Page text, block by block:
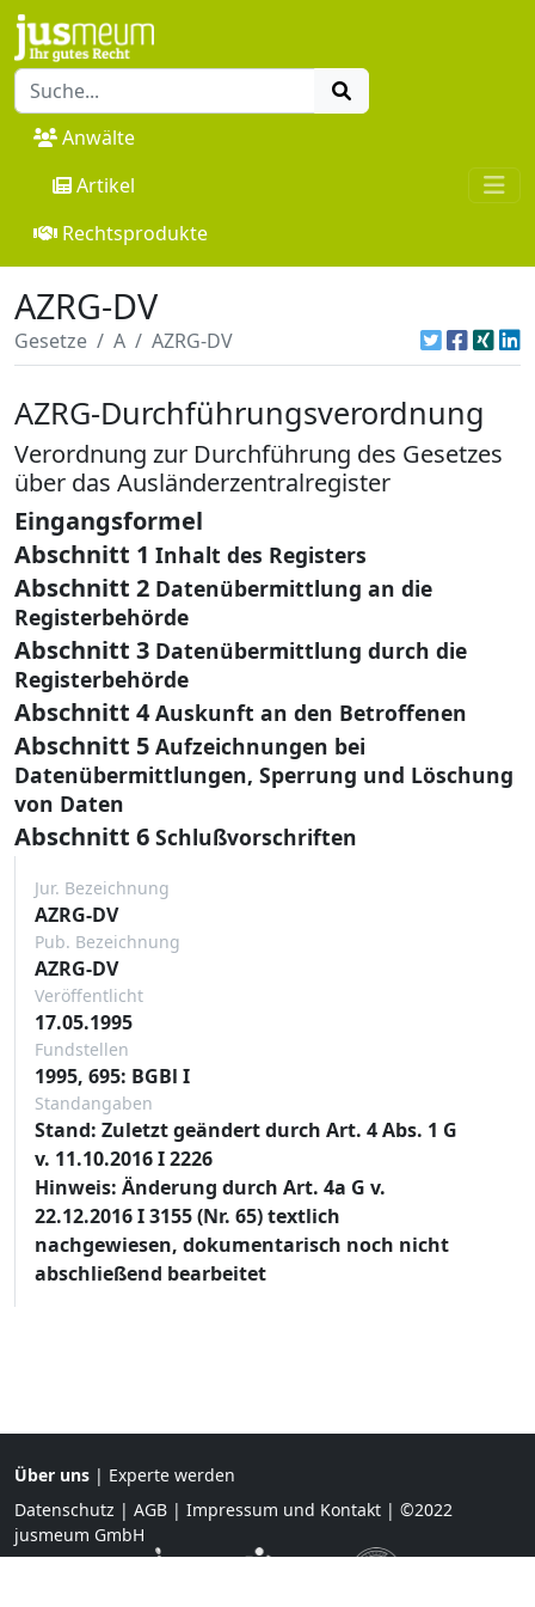
Anwälte
Artikel
Rechtsprodukte
AZRG-DV
Gesetze A AZRG-DV
AZRG-Durchführungsverordnung
Verordnung zur Durchführung des Gesetzes
über das Ausländerzentralregister
Eingangsformel
Abschnitt 1 Inhalt des Registers
Abschnitt 2 Datenübermittlung an die
Registerbehörde
Abschnitt 3 Datenübermittlung durch die
Registerbehörde
Abschnitt 4 Auskunft an den Betroffenen
Abschnitt 5 Aufzeichnungen bei
Datenübermittlungen, Sperrung und Löschung
von Daten
Abschnitt 6 Schlußvorschriften
Jur. Bezeichnung
AZRG-DV
Pub. Bezeichnung
AZRG-DV
Veröffentlicht
17.05.1995
Fundstellen
1995, 695: BGBl I
Standangaben
Stand: Zuletzt geändert durch Art. 4 Abs. 1 G
v. 11.10.2016 I 2226
Hinweis: Änderung durch Art. 4a G v.
22.12.2016 I 3155 (Nr. 65) textlich
nachgewiesen, dokumentarisch noch nicht
abschließend bearbeitet
Über uns | Experte werden
Datenschutz | AGB | Impressum und Kontakt | ©2022
jusmeum GmbH